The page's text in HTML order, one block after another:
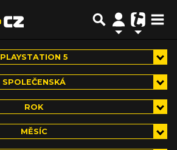
PLAYSTATION 5
SPOLEČENSKÁ
ROK
MĚSÍC